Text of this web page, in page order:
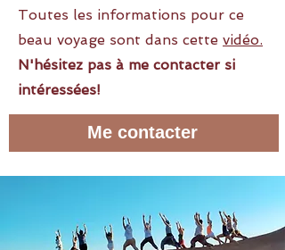
Toutes les informations pour ce
beau voyage sont dans cette vidéo.
N'hésitez pas à me contacter si
intéressées!
Me contacter